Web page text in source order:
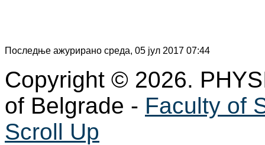
Последње ажурирано среда, 05 јул 2017 07:44
Copyright © 2026.
of Belgrade - Faculty of
Scroll Up